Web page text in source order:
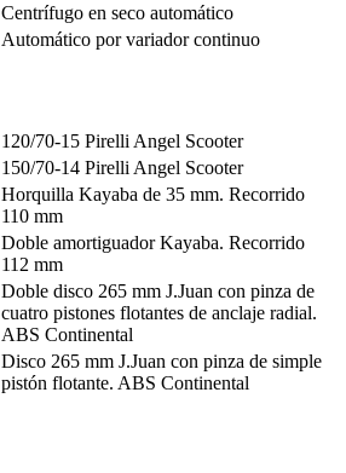
Centrífugo en seco automático
Automático por variador continuo
120/70-15 Pirelli Angel Scooter
150/70-14 Pirelli Angel Scooter
Horquilla Kayaba de 35 mm. Recorrido
110 mm
Doble amortiguador Kayaba. Recorrido
112 mm
Doble disco 265 mm J.Juan con pinza de
cuatro pistones flotantes de anclaje radial.
ABS Continental
Disco 265 mm J.Juan con pinza de simple
pistón flotante. ABS Continental